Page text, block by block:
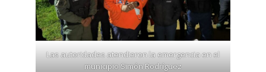
Las autoridades atendieron la emergencia en el
municipio Simón Rodríguez